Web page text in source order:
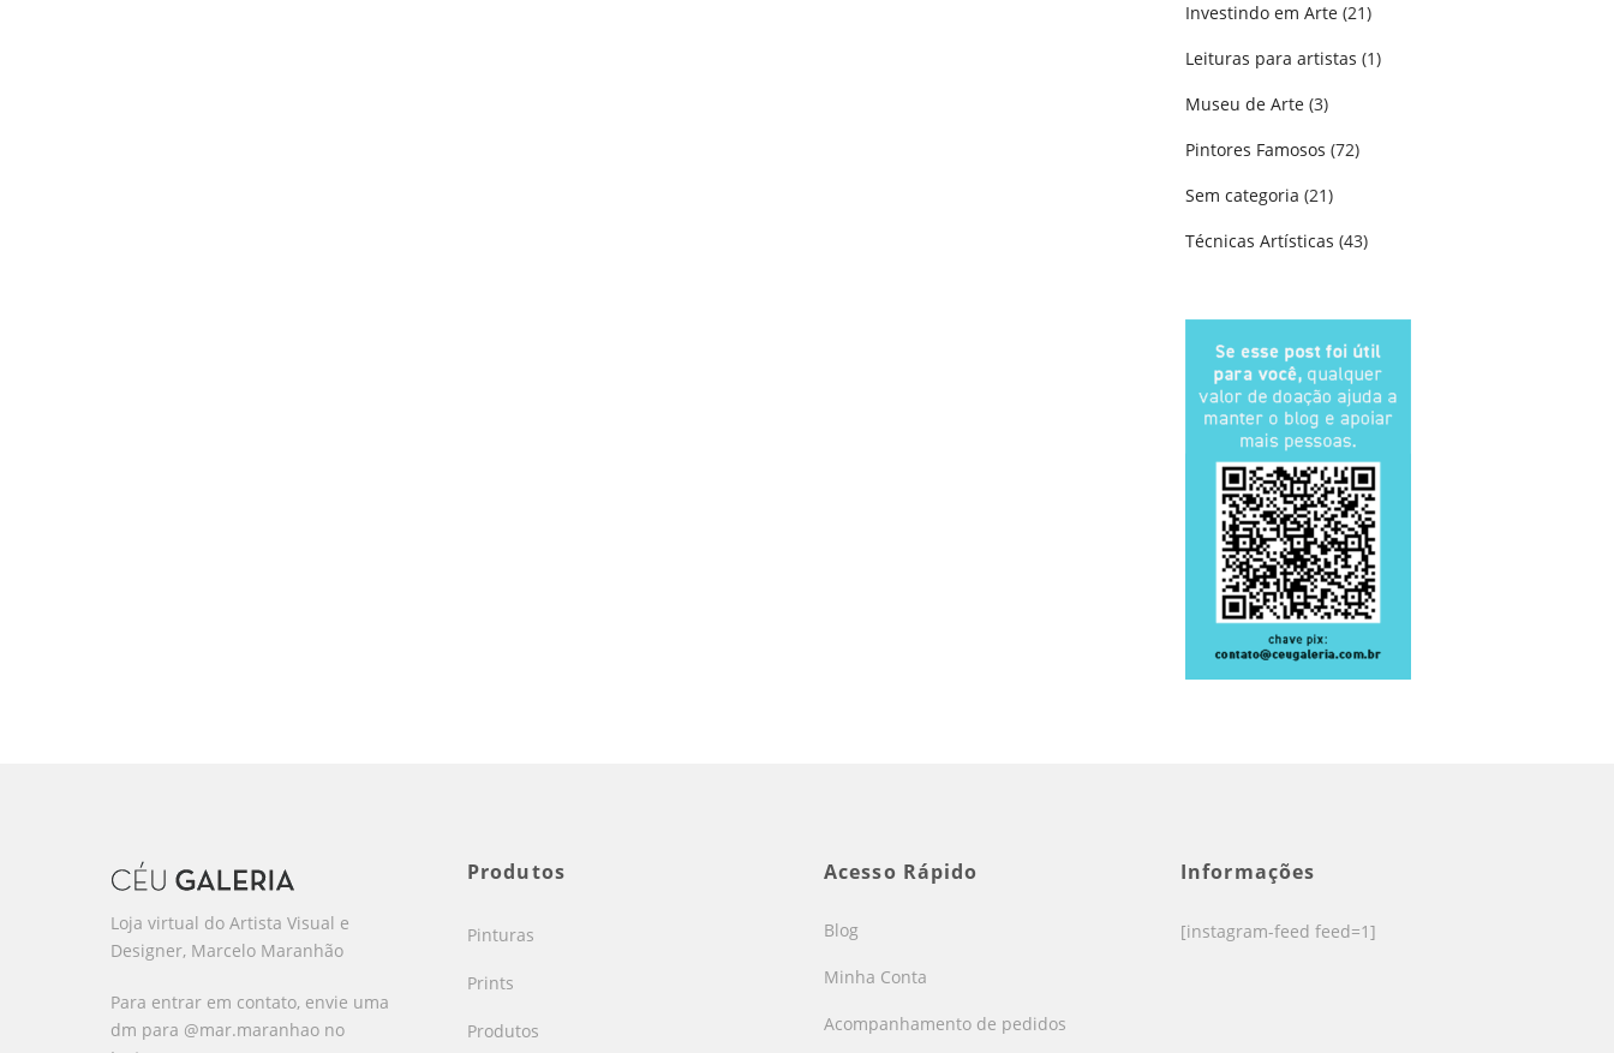
Investindo em Arte (21)
Leituras para artistas (1)
Museu de Arte (3)
Pintores Famosos (72)
Sem categoria (21)
Técnicas Artísticas (43)
Loja virtual do Artista Visual e
Designer, Marcelo Maranhão
Para entrar em contato, envie uma
dm para @mar.maranhao no
Produtos
Pinturas
Prints
Produtos
Acesso Rápido
Blog
Minha Conta
Acompanhamento de pedidos
Informações
[instagram-feed feed=1]